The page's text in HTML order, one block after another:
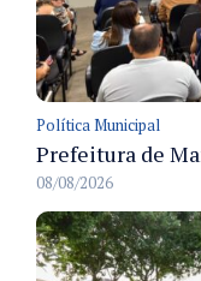
Política Municipal
08/08/2026